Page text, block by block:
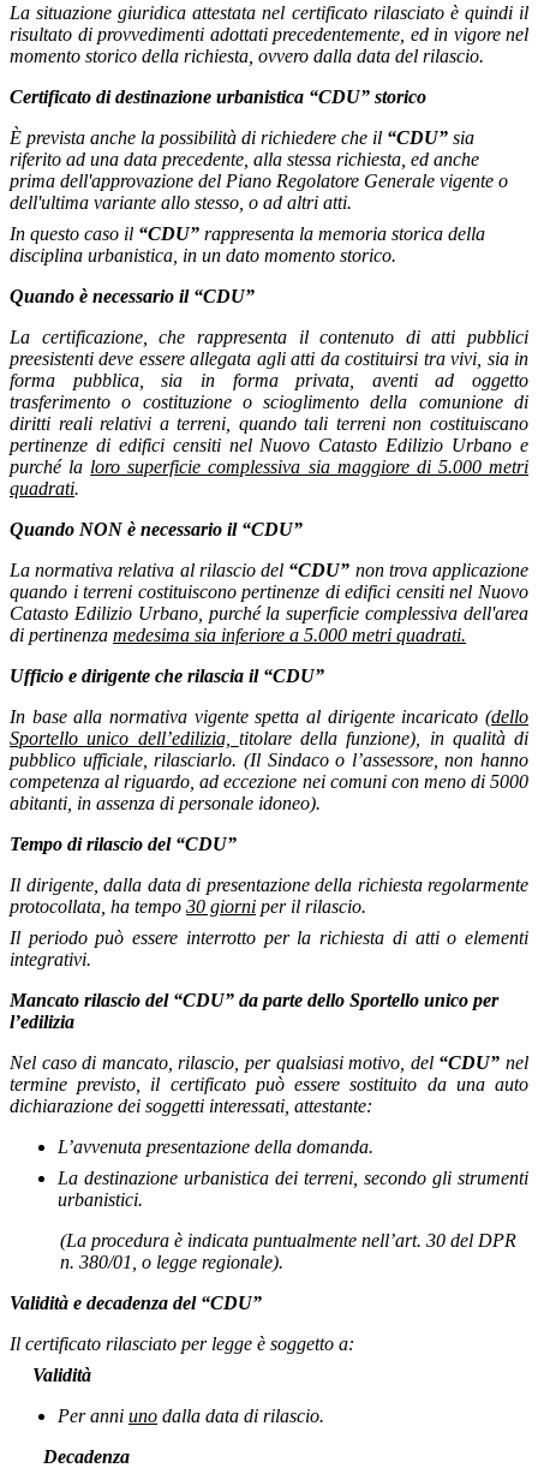
La situazione giuridica attestata nel certificato rilasciato è quindi il
risultato di provvedimenti adottati precedentemente, ed in vigore nel
momento storico della richiesta, ovvero dalla data del rilascio.
Certificato di destinazione urbanistica “CDU” storico
È prevista anche la possibilità di richiedere che il “CDU” sia
riferito ad una data precedente, alla stessa richiesta, ed anche
prima dell'approvazione del Piano Regolatore Generale vigente o
dell'ultima variante allo stesso, o ad altri atti.
In questo caso il “CDU” rappresenta la memoria storica della
disciplina urbanistica, in un dato momento storico.
Quando è necessario il “CDU”
La certificazione, che rappresenta il contenuto di atti pubblici
preesistenti deve essere allegata agli atti da costituirsi tra vivi, sia in
forma pubblica, sia in forma privata, aventi ad oggetto
trasferimento o costituzione o scioglimento della comunione di
diritti reali relativi a terreni, quando tali terreni non costituiscano
pertinenze di edifici censiti nel Nuovo Catasto Edilizio Urbano e
purché la loro superficie complessiva sia maggiore di 5.000 metri
quadrati.
Quando NON è necessario il “CDU”
La normativa relativa al rilascio del “CDU” non trova applicazione
quando i terreni costituiscono pertinenze di edifici censiti nel Nuovo
Catasto Edilizio Urbano, purché la superficie complessiva dell'area
di pertinenza medesima sia inferiore a 5.000 metri quadrati.
Ufficio e dirigente che rilascia il “CDU”
In base alla normativa vigente spetta al dirigente incaricato (dello
Sportello unico dell’edilizia, titolare della funzione), in qualità di
pubblico ufficiale, rilasciarlo. (Il Sindaco o l’assessore, non hanno
competenza al riguardo, ad eccezione nei comuni con meno di 5000
abitanti, in assenza di personale idoneo).
Tempo di rilascio del “CDU”
Il dirigente, dalla data di presentazione della richiesta regolarmente
protocollata, ha tempo 30 giorni per il rilascio.
Il periodo può essere interrotto per la richiesta di atti o elementi
integrativi.
Mancato rilascio del “CDU” da parte dello Sportello unico per
l’edilizia
Nel caso di mancato, rilascio, per qualsiasi motivo, del “CDU”nel
termine previsto, il certificato può essere sostituito da una auto
dichiarazione dei soggetti interessati, attestante:
L’avvenuta presentazione della domanda.
La destinazione urbanistica dei terreni, secondo gli strumenti
urbanistici.
(La procedura è indicata puntualmente nell’art. 30 del DPR
n. 380/01, o legge regionale).
Validità e decadenza del “CDU”
Il certificato rilasciato per legge è soggetto a:
Validità
Per anni uno dalla data di rilascio.
Decadenza